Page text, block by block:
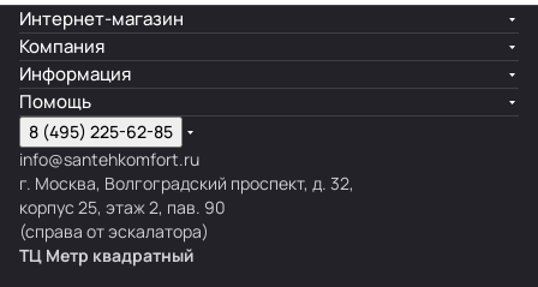
Интернет-магазин
Компания
Информация
Помощь
8 (495) 225-62-85
info@santehkomfort.ru
г. Москва, Волгоградский проспект, д. 32,
корпус 25, этаж 2, пав. 90
(справа от эскалатора)
ТЦ Метр квадратный